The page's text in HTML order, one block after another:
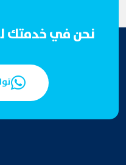
نحن في خدمتك